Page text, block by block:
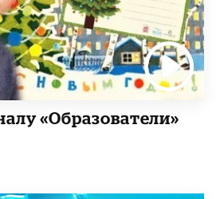
«Образователи»